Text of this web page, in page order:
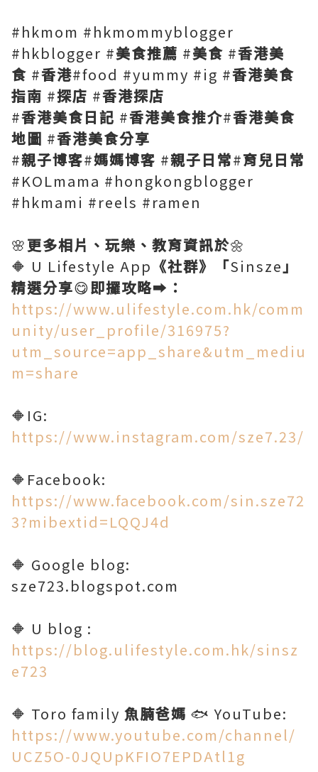
#hkmom #hkmommyblogger
#hkblogger #美食推薦 #美食 #香港美
食 #香港#food #yummy #ig #香港美食
指南 #探店 #香港探店
#香港美食日記 #香港美食推介#香港美食
地圖 #香港美食分享
#親子博客#媽媽博客 #親子日常#育兒日常
#KOLmama #hongkongblogger
#hkmami #reels #ramen
🌸更多相片、玩樂、教育資訊於🌼
🔶 U Lifestyle App 《社群》「Sinsze 」
精選分享😋即攞攻略➡️ ：
https://www.ulifestyle.com.hk/comm
unity/user_profile/316975?
utm_source=app_share&utm_mediu
m=share
🔶IG:
https://www.instagram.com/sze7.23/
🔶Facebook:
https://www.facebook.com/sin.sze72
3?mibextid=LQQJ4d
🔶 Google blog:
sze723.blogspot.com
🔶 U blog :
https://blog.ulifestyle.com.hk/sinsz
e723
🔶 Toro family 魚腩爸媽 🐟 YouTube:
https://www.youtube.com/channel/
UCZ5O-0JQUpKFIO7EPDAtl1g